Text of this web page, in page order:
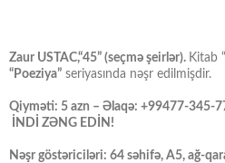
Zaur USTAC,“45” (seçmə şeirlər). Kitab
“Poeziya” seriyasında nəşr edilmişdir.
Qiyməti: 5 azn – Əlaqə: +99477-345-
İNDİ ZƏNG EDİN!
Nəşr göstəriciləri: 64 səhifə, A5, ağ-